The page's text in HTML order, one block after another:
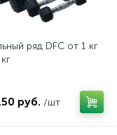
ряд DFC от 1 кг
руб. /шт